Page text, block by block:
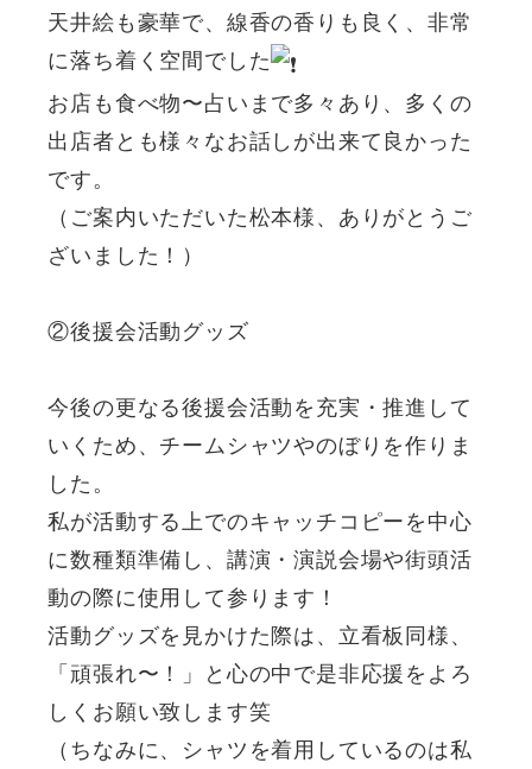
天井絵も豪華で、線香の香りも良く、非常
に落ち着く空間でした
お店も食べ物〜占いまで多々あり、多くの
出店者とも様々なお話しが出来て良かった
です。
（ご案内いただいた松本様、ありがとうご
ざいました！）
②後援会活動グッズ
今後の更なる後援会活動を充実・推進して
いくため、チームシャツやのぼりを作りま
した。
私が活動する上でのキャッチコピーを中心
に数種類準備し、講演・演説会場や街頭活
動の際に使用して参ります！
活動グッズを見かけた際は、立看板同様、
「頑張れ〜！」と心の中で是非応援をよろ
しくお願い致します笑
（ちなみに、シャツを着用しているのは私